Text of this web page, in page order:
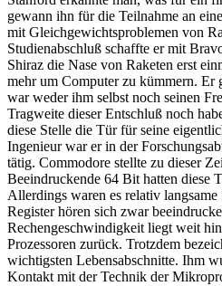
gewann ihn für die Teilnahme an
mit Gleichgewichtsproblemen von
Studienabschluß schaffte er mit
Shiraz die Nase von Raketen erst
mehr um Computer zu kümmern. Er
war weder ihm selbst noch seinen
Tragweite dieser Entschluß noch
diese Stelle die Tür für seine
Ingenieur war er in der
tätig. Commodore stellte zu dieser
Beeindruckende 64 Bit hatten diese
Allerdings waren es relativ
Register hören sich zwar
Rechengeschwindigkeit liegt weit
Prozessoren zurück. Trotzdem
wichtigsten Lebensabschnitte. Ihm
Kontakt mit der Technik der